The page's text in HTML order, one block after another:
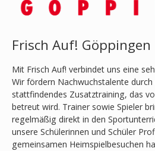
Frisch Auf! Göppingen
Mit Frisch Auf! verbindet uns eine
Wir fördern Nachwuchstalente
stattfindendes Zusatztraining, das
betreut wird. Trainer sowie Spieler
regelmäßig direkt in den
unsere Schülerinnen und Schüler
gemeinsamen Heimspielbesuchen